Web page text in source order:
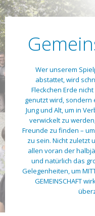
Wer unserem
abstattet, wird
Fleckchen Erde
genutzt wird, sondern
Jung und Alt, um in
verwickelt zu
Freunde zu finden –
zu sein. Nicht zuletzt
allen voran der
und natürlich das
Gelegenheiten, um
GEMEINSCHAFT